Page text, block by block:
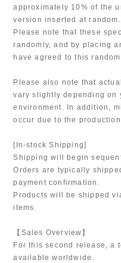
approximately 10% of the
version inserted at random.
Please note that these
randomly, and by placing
have agreed to this
Please also note that
vary slightly depending on
environment. In addition,
occur due to the
[In-stock Shipping]
Shipping will begin
Orders are typically
payment confirmation.
Products will be shipped
items.
【Sales Overview】
For this second release, a
available worldwide.